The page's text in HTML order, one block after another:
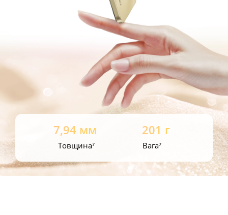
Вага⁷
201 г
Товщина⁷
7,94 мм